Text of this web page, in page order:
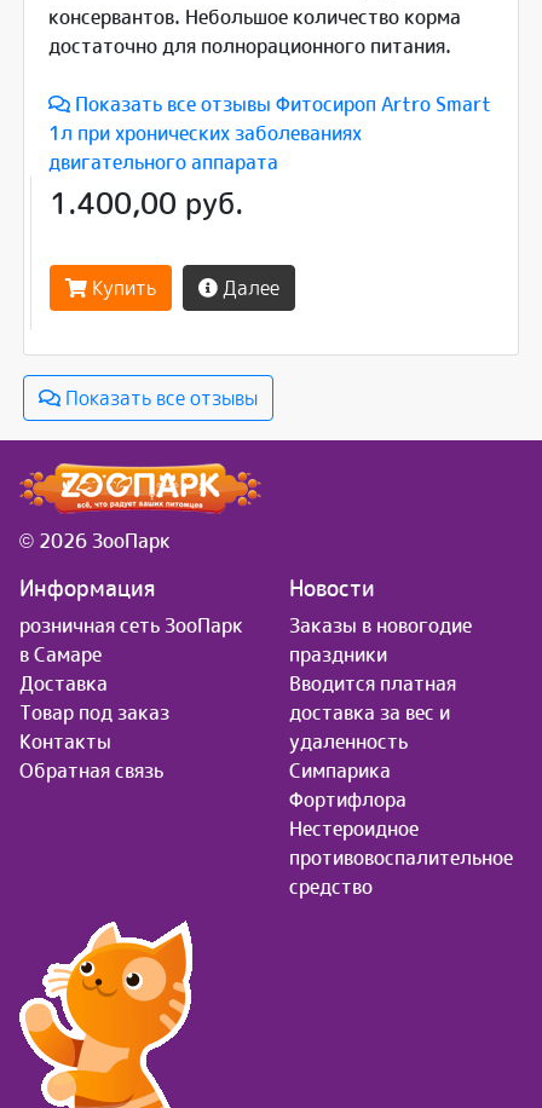
консервантов. Небольшое количество корма
достаточно для полнорационного питания.
Показать все отзывы Фитосироп Artro Smart
1л при хронических заболеваниях
двигательного аппарата
1.400,00 руб.
Купить Далее
Показать все отзывы
© 2026 ЗооПарк
Информация
розничная сеть ЗооПарк
в Самаре
Доставка
Товар под заказ
Контакты
Обратная связь
Новости
Заказы в новогодие
праздники
Вводится платная
доставка за вес и
удаленность
Симпарика
Фортифлора
Нестероидное
противовоспалительное
средство